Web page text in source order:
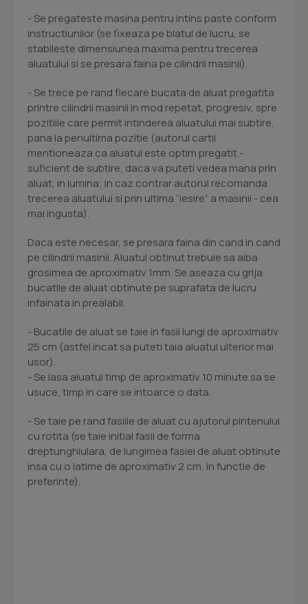
- Se pregateste masina pentru intins paste conform
instructiunilor (se fixeaza pe blatul de lucru, se
stabileste dimensiunea maxima pentru trecerea
aluatului si se presara faina pe cilindrii masinii).
- Se trece pe rand fiecare bucata de aluat pregatita
printre cilindrii masinii in mod repetat, progresiv, spre
pozitiile care permit intinderea aluatului mai subtire,
pana la penultima pozitie (autorul cartii
mentioneaza ca aluatul este optim pregatit -
suficient de subtire, daca va puteti vedea mana prin
aluat, in lumina; in caz contrar autorul recomanda
trecerea aluatului si prin ultima ”iesire” a masinii - cea
mai ingusta).
Daca este necesar, se presara faina din cand in cand
pe cilindrii masinii. Aluatul obtinut trebuie sa aiba
grosimea de aproximativ 1mm. Se aseaza cu grija
bucatile de aluat obtinute pe suprafata de lucru
infainata in prealabil.
- Bucatile de aluat se taie in fasii lungi de aproximativ
25 cm (astfel incat sa puteti taia aluatul ulterior mai
usor).
- Se lasa aluatul timp de aproximativ 10 minute sa se
usuce, timp in care se intoarce o data.
- Se taie pe rand fasiile de aluat cu ajutorul pintenului
cu rotita (se taie initial fasii de forma
dreptunghiulara, de lungimea fasiei de aluat obtinute
insa cu o latime de aproximativ 2 cm, in functie de
preferinte).